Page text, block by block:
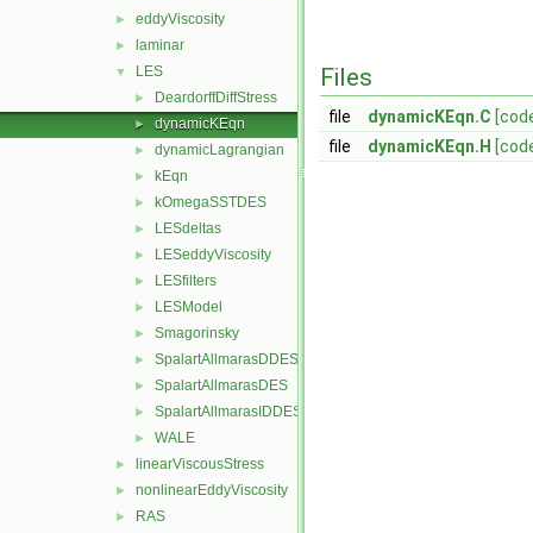
► eddyViscosity
► laminar
▼ LES
► DeardorffDiffStress
► dynamicKEqn
► dynamicLagrangian
► kEqn
► kOmegaSSTDES
► LESdeltas
► LESeddyViscosity
► LESfilters
► LESModel
► Smagorinsky
► SpalartAllmarasDDES
► SpalartAllmarasDES
► SpalartAllmarasIDDES
► WALE
► linearViscousStress
► nonlinearEddyViscosity
► RAS
Files
file dynamicKEqn.C
file
dynamicKEqn.H